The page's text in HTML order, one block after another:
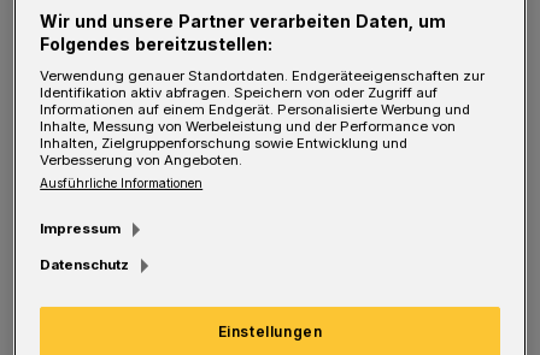
Belohnung für die Übermittlung von
Informationen an die Staatsanwaltschaft
auszusetzen, die zu ,Honky' führen. Seine/ihre
vielen Einsätze kann ,Honky' nicht unbemerkt
vollziehen. Es muss Zeugen geben, die ,Honky'
kennen oder beobachtet haben. Es kann nicht
sein, dass zum Beispiel ein mit Zuschüssen
finanziertes Bild wie die gemalte Lokomotive
an der Rückseite des früheren
Bahnhofsgebäudes Wichlinghausen ungestraft
Wir und unsere Partner verarbeiten Daten, um
Folgendes bereitzustellen:
Verwendung genauer Standortdaten. Endgeräteeigenschaften zur
Identifikation aktiv abfragen. Speichern von oder Zugriff auf
Informationen auf einem Endgerät. Personalisierte Werbung und
Inhalte, Messung von Werbeleistung und der Performance von
Inhalten, Zielgruppenforschung sowie Entwicklung und
Verbesserung von Angeboten.
Ausführliche Informationen
Impressum
Datenschutz
Einstellungen